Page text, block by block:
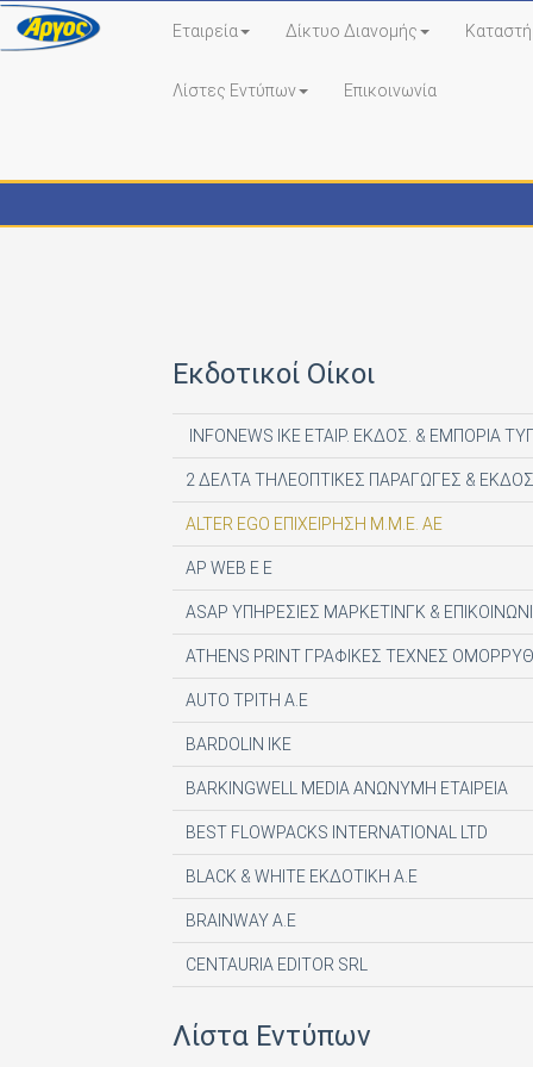
Εταιρεία Δίκτυο Διανομής
Λίστες Εντύπων Επικοινωνία
Εκδοτικοί Οίκοι
INFONEWS ΙΚΕ ΕΤΑΙΡ. ΕΚΔΟΣ. & ΕΜΠΟΡΙΑ
2 ΔΕΛΤΑ ΤΗΛΕΟΠΤΙΚΕΣ ΠΑΡΑΓΩΓΕΣ &
ALTER EGO ΕΠΙΧΕΙΡΗΣΗ Μ.Μ.Ε. ΑΕ
AP WEB Ε Ε
ASAP ΥΠΗΡΕΣΙΕΣ ΜΑΡΚΕΤΙΝΓΚ &
ATHENS PRINT ΓΡΑΦΙΚΕΣ ΤΕΧΝΕΣ
AUTO ΤΡΙΤΗ Α.Ε
BARDOLIN ΙΚΕ
BARKINGWELL MEDIA ΑΝΩΝΥΜΗ ΕΤΑΙΡΕΙΑ
BEST FLOWPACKS INTERNATIONAL LTD
BLACK & WHITE ΕΚΔΟΤΙΚΗ Α.Ε
BRAINWAY A.E
CENTAURIA EDITOR SRL
Λίστα Εντύπων